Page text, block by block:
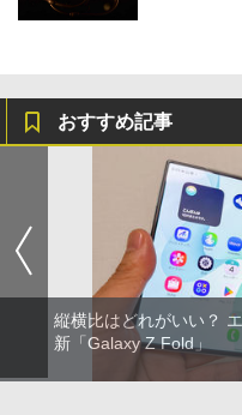
おすすめ記事
縦横比はどれがいい？
新「Galaxy Z Fold」